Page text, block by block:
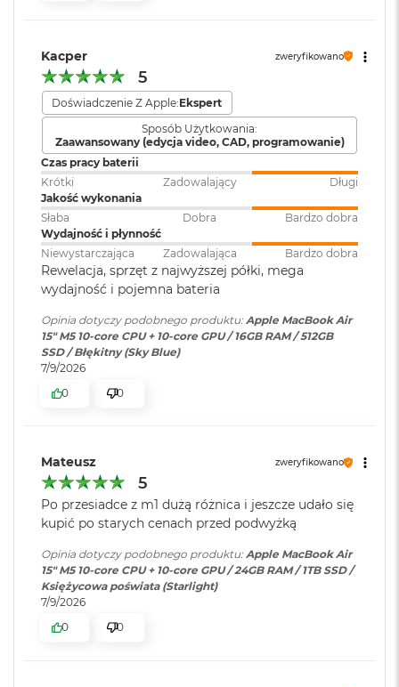
A
r
2
G
B
A
M
W
e
d
ł
u
g
p
j
e
m
n
o
c
d
y
s
k
u
M
a
c
B
A
dogaduje się z każdym urządzeniem Apple. Razem potrafią
zdziałać cuda. Możesz skopiować coś na iPhonie i wkleić to
na Macu. Albo odebrać na Macu połączenie FaceTime i
wysłać z niego tekst przez apkę Wiadomości
Wyświetlacz
Wyświetlacz o przekątnej 15,3 cala z podświetleniem LED, w
technologii IPS1
Rozdzielczość natywna 2880 na 1864 piksele przy 224 pikselach na
Kolory
Możliwość wyświetlania miliarda kolorów
Szeroka gama kolorów (P3)
Technologia True Tone
mikrofonów
Moduł Bluetooth :
Czytnik kart
pamięci:
NIE
Karta sieciowa
bezprzewodowa
WLAN:
Wi-Fi 7 (802.11be)
internetowa:
obsługą funkcji Widok blatu
Bateria
Szybkie ładowanie:
Możliwość szybkiego ładowania
zasilaczem USB-C o mocy 70W
Ładowanie i
rozbudowa:
Dwa porty Thunderbolt 4
(USB‑C) obsługujące:
Kacper zweryfikowano
5
Doświadczenie Z Apple:Ekspert
Sposób Użytkowania:
Zaawansowany (edycja video, CAD, programowanie)
Czas pracy baterii
Krótki
Zadowalający
Długi
Jakość wykonania
Słaba
Dobra
Bardzo dobra
Wydajność i płynność
Niewystarczająca
Zadowalająca Bardzo dobra
Rewelacja, sprzęt z najwyższej półki, mega
wydajność i pojemna bateria
Opinia dotyczy podobnego produktu: Apple MacBook Air
15" M5 10‑core CPU + 10‑core GPU / 16GB RAM / 512GB
SSD / Błękitny (Sky Blue)
7/9/2026
0
0
Mateusz zweryfikowano
5
Po przesiadce z m1 dużą różnica i jeszcze udało się
kupić po starych cenach przed podwyżką
Opinia dotyczy podobnego produktu:Apple MacBook Air
15" M5 10‑core CPU + 10‑core GPU / 24GB RAM / 1TB SSD /
Księżycowa poświata (Starlight)
7/9/2026
0
0